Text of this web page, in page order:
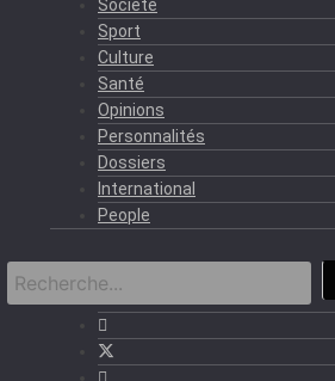
Société
Sport
Culture
Santé
Opinions
Personnalités
Dossiers
International
People